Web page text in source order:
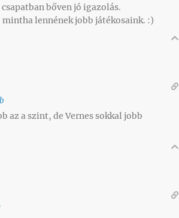
bőven jó igazolás.
lennének jobb játékosaink. :)
az a szint, de Vernes sokkal jobb